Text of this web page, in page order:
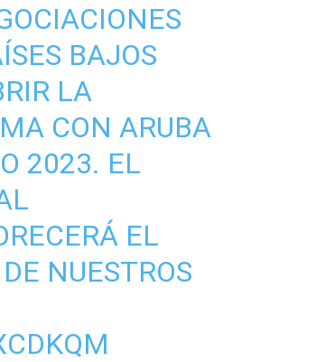
BAJOS
LA
CON ARUBA
2023. EL
EL
NUESTROS